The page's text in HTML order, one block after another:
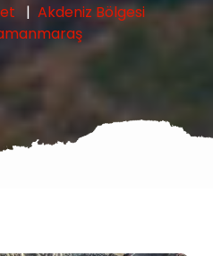
Akdeniz Bölgesi